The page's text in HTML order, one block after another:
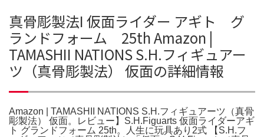
真骨彫製法I 仮面ライダー アギト グ
ランドフォーム 25th Amazon |
TAMASHII NATIONS S.H.フィギュアー
ツ（真骨彫製法） 仮面の詳細情報
Amazon | TAMASHII NATIONS S.H.フィギュアーツ（真骨
彫製法） 仮面。レビュー】S.H.Figuarts 仮面ライダーアギ
ト グランドフォーム 25th。人生に玩具あり2式 【S.H.フ